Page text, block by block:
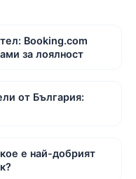
Booking.com
за лоялност
от България:
е най-добрият